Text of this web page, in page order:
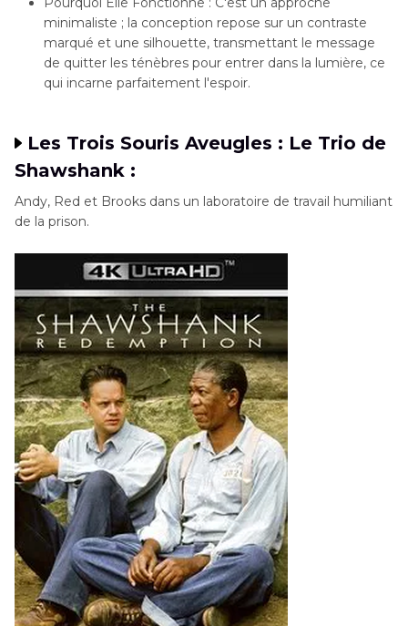
minimaliste ; la conception repose sur un contraste
marqué et une silhouette, transmettant le message
de quitter les ténèbres pour entrer dans la lumière, ce
qui incarne parfaitement l'espoir.
Les Trois Souris Aveugles : Le Trio de
Shawshank :
Andy, Red et Brooks dans un laboratoire de travail humiliant
de la prison.